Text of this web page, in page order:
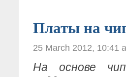
Платы на
25 March 2012, 10:41
На основе